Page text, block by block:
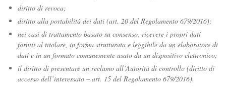
diritto di revoca;
diritto alla portabilità dei dati (art. 20 del Regolamento 679/2016);
nei casi di trattamento basato su consenso, ricevere i propri dati
forniti al titolare, in forma strutturata e leggibile da un elaboratore di
dati e in un formato comunemente usato da un dispositivo elettronico;
il diritto di presentare un reclamo all’Autorità di controllo (diritto di
accesso dell’interessato – art. 15 del Regolamento 679/2016).